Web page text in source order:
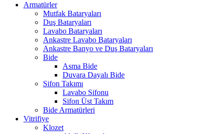
Armatürler
Mutfak Bataryaları
Duş Bataryaları
Lavabo Bataryaları
Ankastre Lavabo Bataryaları
Ankastre Banyo ve Duş Bataryaları
Bide
Asma Bide
Duvara Dayalı Bide
Sifon Takımı
Lavabo Sifonu
Sifon Üst Takım
Bide Armatürleri
Vitrifiye
Klozet